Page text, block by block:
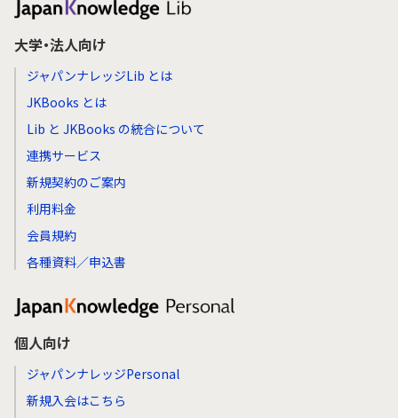
大学・法人向け
ジャパンナレッジLib とは
JKBooks とは
Lib と JKBooks の統合について
連携サービス
新規契約のご案内
利用料金
会員規約
各種資料／申込書
個人向け
ジャパンナレッジPersonal
新規入会はこちら